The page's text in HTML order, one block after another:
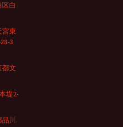
白
東
3
文
堤2-
川